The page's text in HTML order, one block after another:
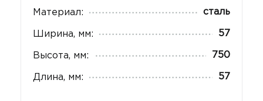
Материал: сталь
Ширина, мм: 57
Высота, мм: 750
Длина, мм: 57